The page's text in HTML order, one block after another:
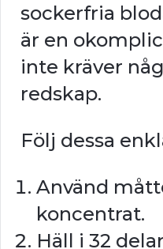
sockerfria
är en
inte kräver
redskap.
Följ dessa
Använd
koncentrat.
Häll i 32